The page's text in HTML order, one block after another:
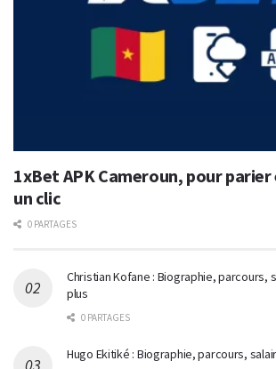
1xBet APK Cameroun, pour parier
un clic
0 PARTAGES
Christian Kofane : Biographie, parcours,
plus
0 PARTAGES
Hugo Ekitiké : Biographie, parcours,